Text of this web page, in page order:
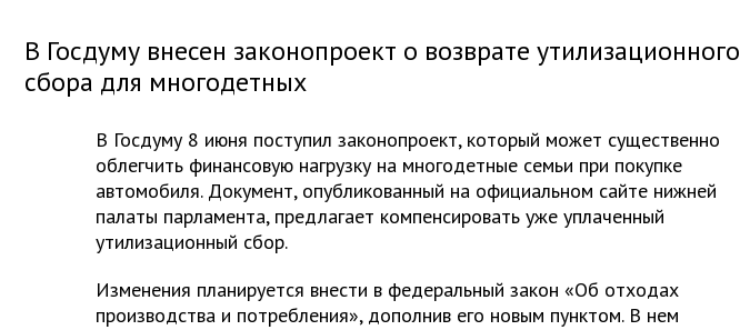
В Госдуму внесен законопроект о возврате утилизационного
сбора для многодетных
В Госдуму 8 июня поступил законопроект, который может существенно
облегчить финансовую нагрузку на многодетные семьи при покупке
автомобиля. Документ, опубликованный на официальном сайте нижней
палаты парламента, предлагает компенсировать уже уплаченный
утилизационный сбор.
Изменения планируется внести в федеральный закон «Об отходах
производства и потребления», дополнив его новым пунктом. В нем